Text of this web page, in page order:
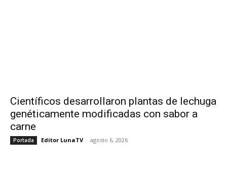
Científicos desarrollaron plantas de lechuga
genéticamente modificadas con sabor a
carne
Portada Editor LunaTV - agosto 6, 2026